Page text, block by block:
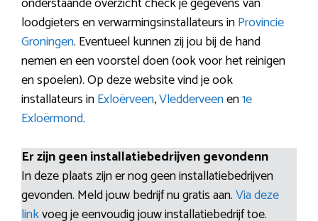
loodgieters en verwarmingsinstallateurs inProvincie
Groningen. Eventueel kunnen zij jou bij de hand
nemen en een voorstel doen (ook voor het reinigen
en spoelen). Op deze website vind je ook
installateurs inExloërveen,Vledderveenen1e
Exloërmond.
Er zijn geen installatiebedrijven gevondenn
In deze plaats zijn er nog geen installatiebedrijven
gevonden. Meld jouw bedrijf nu gratis aan.Via deze
linkvoeg je eenvoudig jouw installatiebedrijf toe.